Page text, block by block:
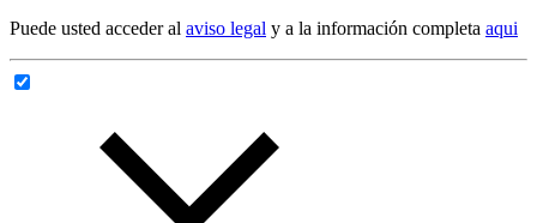
Puede usted acceder al aviso legal y a la información completa aqui